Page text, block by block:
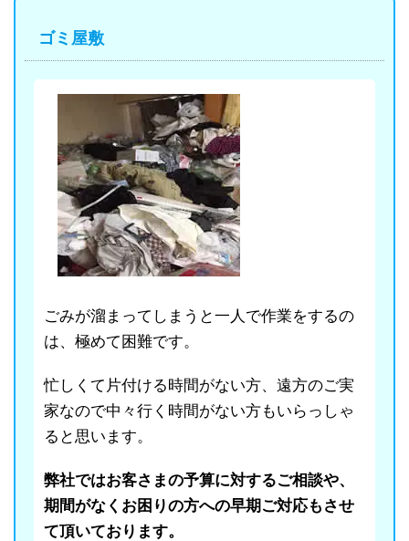
ゴミ屋敷
ごみが溜まってしまうと一人で作業をするの
は、極めて困難です。
忙しくて片付ける時間がない方、遠方のご実
家なので中々行く時間がない方もいらっしゃ
ると思います。
弊社ではお客さまの予算に対するご相談や、
期間がなくお困りの方への早期ご対応もさせ
て頂いております。